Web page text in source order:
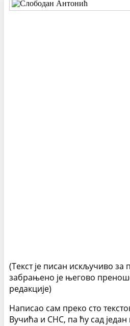
(Текст је писан искључиво за
забрањено је његово
редакције)
Написао сам преко сто
Вучића и СНС, па ћу сад